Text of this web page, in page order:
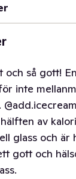
och så gott!
inte
av
glass och är
gott och